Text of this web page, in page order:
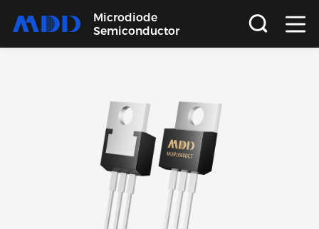
Microdiode
Semiconductor